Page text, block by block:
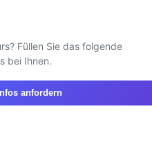
Füllen Sie das folgende
bei Ihnen.
anfordern